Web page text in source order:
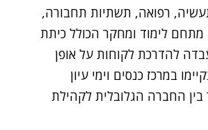
רפואה, תשתיות תחבורה,
מתחם לימוד ומחקר הכולל כיתת
להדרכת לקוחות על אופן
במרכז כנסים וימי עיון
החברה הגלובלית לקהילת